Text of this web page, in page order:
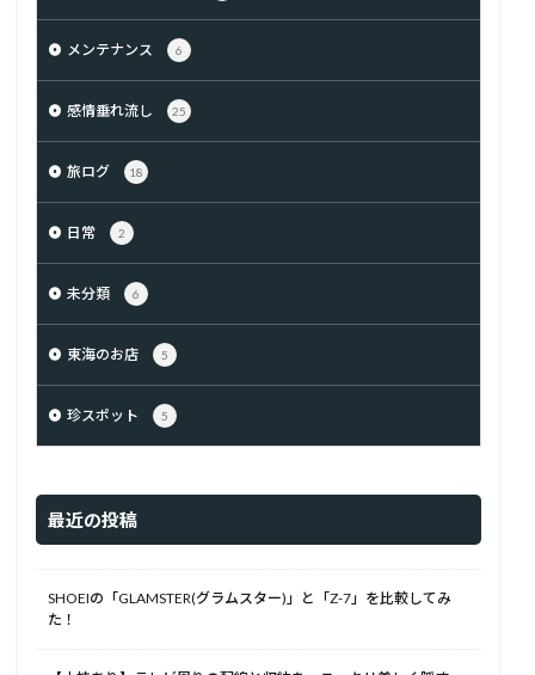
メンテナンス 6
感情垂れ流し 25
旅ログ 18
日常 2
未分類 6
東海のお店 5
珍スポット 5
最近の投稿
SHOEIの「GLAMSTER(グラムスター)」と「Z-7」を比較してみ
た！